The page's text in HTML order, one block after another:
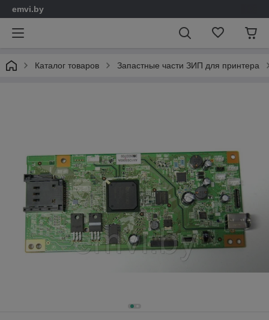
emvi.by
Каталог товаров Запастные части ЗИП для принтера